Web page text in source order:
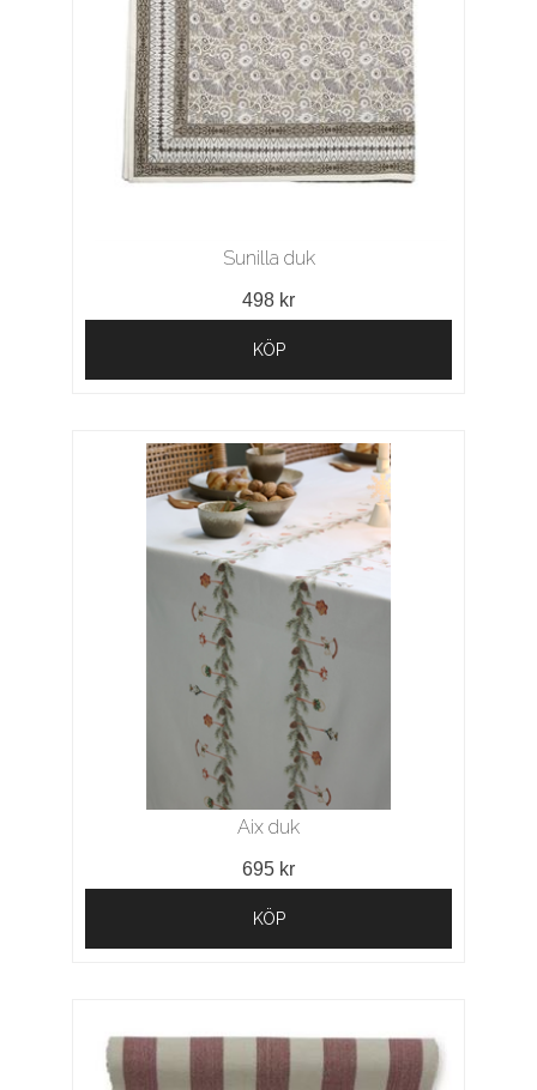
Sunilla duk
498 kr
KÖP
Aix duk
695 kr
KÖP